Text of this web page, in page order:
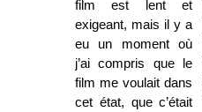
film est lent et
exigeant, mais il y a
eu un moment où
j’ai compris que le
film me voulait dans
cet état, que c’était